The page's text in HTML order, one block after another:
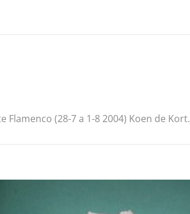
(28-7 a 1-8 2004) Koen de Kort.